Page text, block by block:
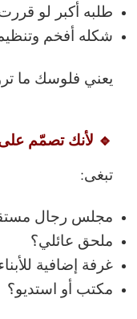
طلبه أكبر لو قررت
شكله أفخم
يعني فلوسك ما
🔹 لأنك تصمّم
تبغى:
مجلس رجال
ملحق عائلي؟
غرفة إضافية
مكتب أو استديو؟